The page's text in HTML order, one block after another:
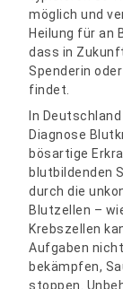
möglich und
Heilung für an
dass in
Spenderin
findet.
In
Diagnose
bösartige
blutbildenden
durch die
Blutzellen –
Krebszellen
Aufgaben
bekämpfen,
stoppen.